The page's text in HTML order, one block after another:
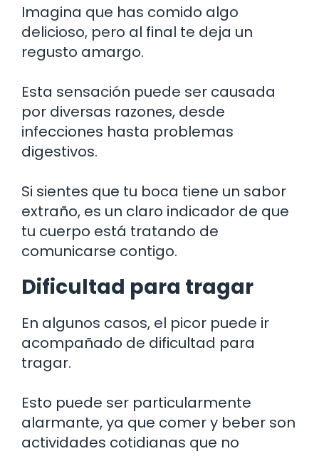
Imagina que has comido algo
delicioso, pero al final te deja un
regusto amargo.
Esta sensación puede ser causada
por diversas razones, desde
infecciones hasta problemas
digestivos.
Si sientes que tu boca tiene un sabor
extraño, es un claro indicador de que
tu cuerpo está tratando de
comunicarse contigo.
Dificultad para tragar
En algunos casos, el picor puede ir
acompañado de dificultad para
tragar.
Esto puede ser particularmente
alarmante, ya que comer y beber son
actividades cotidianas que no